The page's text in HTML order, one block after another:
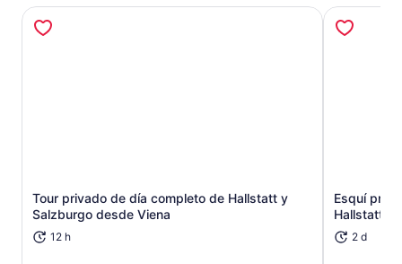
Tour privado de día completo de Hallstatt y
Salzburgo desde Viena
12 h
Se abrirá en una nueva pestaña
Esquí
Hallstatt
2 d